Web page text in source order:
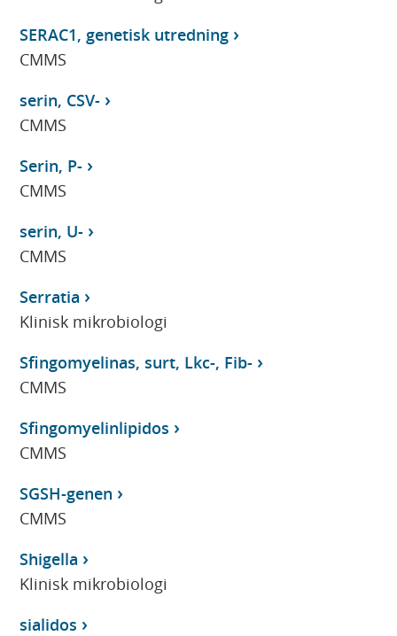
SERAC1, genetisk utredning
CMMS
serin, CSV-
CMMS
Serin, P-
CMMS
serin, U-
CMMS
Serratia
Klinisk mikrobiologi
Sfingomyelinas, surt, Lkc-, Fib-
CMMS
Sfingomyelinlipidos
CMMS
SGSH-genen
CMMS
Shigella
Klinisk mikrobiologi
sialidos